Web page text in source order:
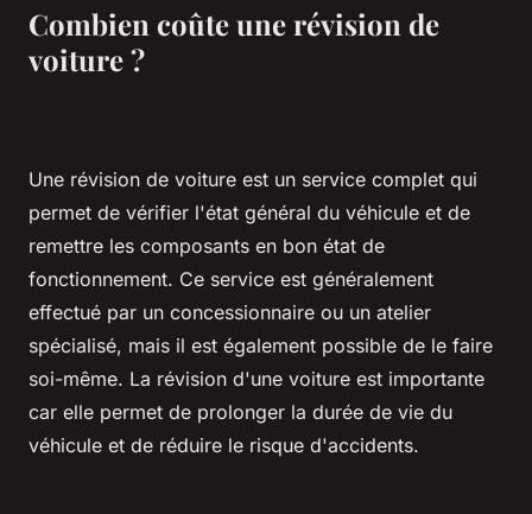
Combien coûte une révision de
voiture ?
Une révision de voiture est un service complet qui
permet de vérifier l'état général du véhicule et de
remettre les composants en bon état de
fonctionnement. Ce service est généralement
effectué par un concessionnaire ou un atelier
spécialisé, mais il est également possible de le faire
soi-même. La révision d'une voiture est importante
car elle permet de prolonger la durée de vie du
véhicule et de réduire le risque d'accidents.